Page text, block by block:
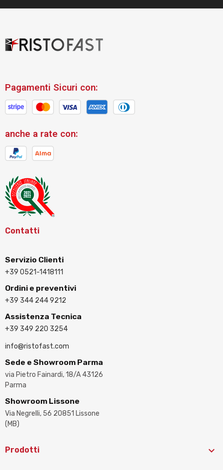
Pagamenti Sicuri con:
anche a rate con:
Contatti
Servizio Clienti
+39 0521-1418111
Ordini e preventivi
+39 344 244 9212
Assistenza Tecnica
+39 349 220 3254
info@ristofast.com
Sede e Showroom Parma
via Pietro Fainardi, 18/A 43126
Parma
Showroom Lissone
Via Negrelli, 56 20851 Lissone
(MB)
Prodotti 